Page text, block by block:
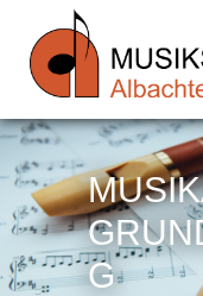
Zum
Inhalt
G